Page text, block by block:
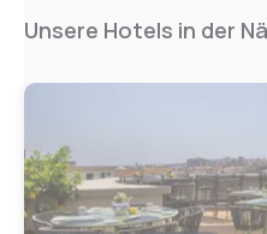
Unsere Hotels in der